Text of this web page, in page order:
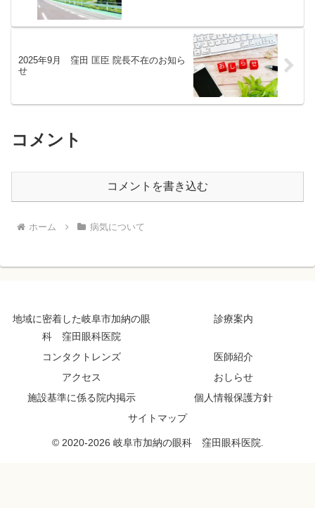
2025年9月 窪田 匡臣 院長不在のお知ら
せ
コメント
コメントを書き込む
ホーム 病気について
地域に密着した岐阜市加納の眼
科 窪田眼科医院
診療案内
コンタクトレンズ
医師紹介
アクセス
おしらせ
施設基準に係る院内掲示
個人情報保護方針
サイトマップ
© 2020-2026 岐阜市加納の眼科 窪田眼科医院.